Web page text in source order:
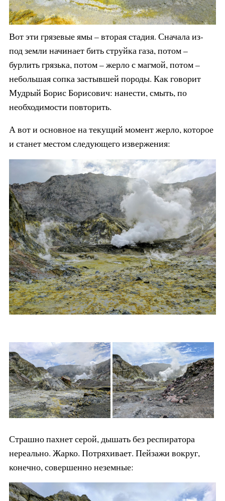
Вот эти грязевые ямы – вторая стадия. Сначала из-
под земли начинает бить струйка газа, потом –
бурлить грязька, потом – жерло с магмой, потом –
небольшая сопка застывшей породы. Как говорит
Мудрый Борис Борисович: нанести, смыть, по
необходимости повторить.
А вот и основное на текущий момент жерло, которое
и станет местом следующего извержения:
Страшно пахнет серой, дышать без респиратора
нереально. Жарко. Потряхивает. Пейзажи вокруг,
конечно, совершенно неземные: